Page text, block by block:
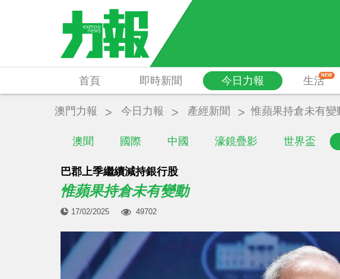
首頁 即時新聞 今日力報
澳聞 國際 中國 濠鏡疊影 世界盃
生活NEW
澳門力報 今日力報 產經新聞 惟蘋果持倉未有變
巴郡上季繼續減持銀行股
惟蘋果持倉未有變動
17/02/2025 49702